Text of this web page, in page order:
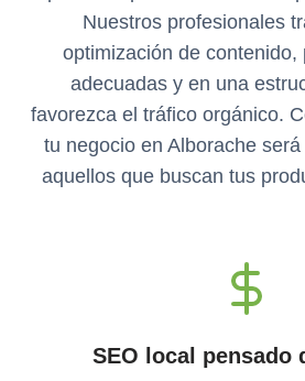
Nuestros profesionales
optimización de contenido,
adecuadas y en una
favorezca el tráfico orgánico.
tu negocio en Alborache
aquellos que buscan tus
SEO local pensado